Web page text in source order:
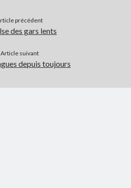
précédent
des gars lents
Article suivant
depuis toujours